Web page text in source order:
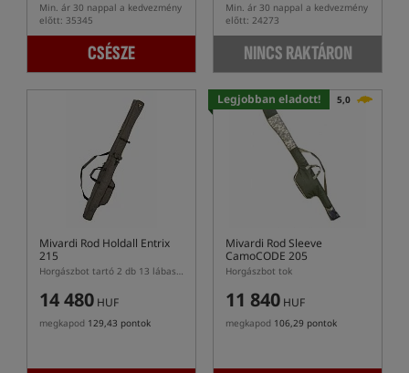
Min. ár 30 nappal a kedvezmény
előtt: 35345
CSÉSZE
Min. ár 30 nappal a kedvezmény
előtt: 24273
NINCS RAKTÁRON
Mivardi Rod Holdall Entrix
215
Horgászbot tartó 2 db 13 lábas pontyozó bothoz
14 480 HUF
megkapod 129,43 pontok
Legjobban eladott! 5,0
Mivardi Rod Sleeve
CamoCODE 205
Horgászbot tok
11 840 HUF
megkapod 106,29 pontok